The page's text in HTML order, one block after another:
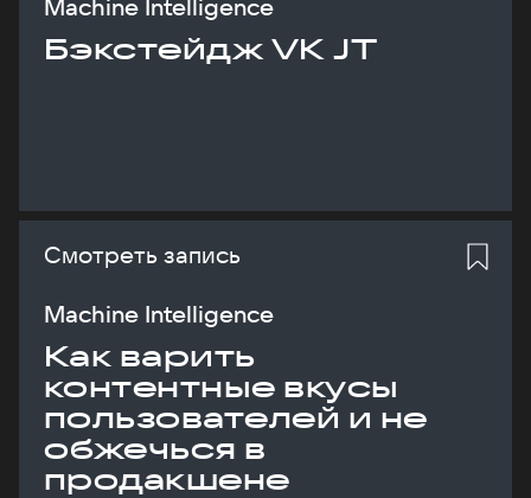
Machine Intelligence
Бэкстейдж VK JT
Смотреть запись
Machine Intelligence
Как варить
контентные вкусы
пользователей и не
обжечься в
продакшене